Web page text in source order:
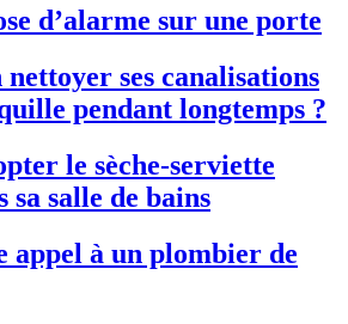
d’alarme sur une porte
ses canalisations
pendant longtemps ?
le sèche-serviette
sa salle de bains
appel à un plombier de